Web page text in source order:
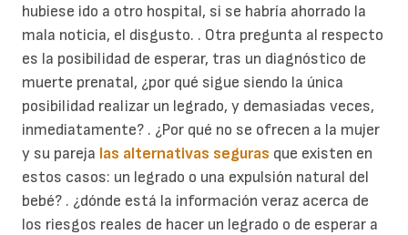
hubiese ido a otro hospital, si se habría ahorrado la
mala noticia, el disgusto. . Otra pregunta al respecto
es la posibilidad de esperar, tras un diagnóstico de
muerte prenatal, ¿por qué sigue siendo la única
posibilidad realizar un legrado, y demasiadas veces,
inmediatamente? . ¿Por qué no se ofrecen a la mujer
y su pareja las alternativas seguras que existen en
estos casos: un legrado o una expulsión natural del
bebé? . ¿dónde está la información veraz acerca de
los riesgos reales de hacer un legrado o de esperar a